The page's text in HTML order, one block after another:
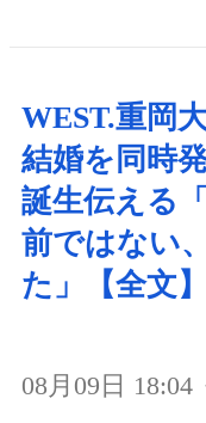
WEST.重岡
結婚を同時
誕生伝える
前ではない
た」【全文】
08月09日 18:04